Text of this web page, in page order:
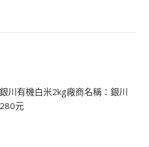
川有機白米2kg廠商名稱：銀川
元